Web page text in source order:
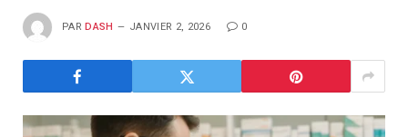
PAR DASH JANVIER 2, 2026 0